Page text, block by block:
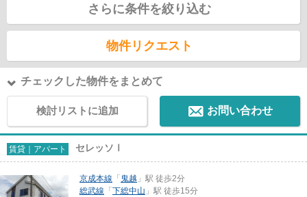
さらに条件を絞り込む
物件リクエスト
チェックした物件をまとめて
検討リストに追加 お問い合わせ
賃貸｜アパート セレッソⅠ
京成本線 「 鬼越 」駅 徒歩2分
総武線 「 下総中山 」駅 徒歩15分